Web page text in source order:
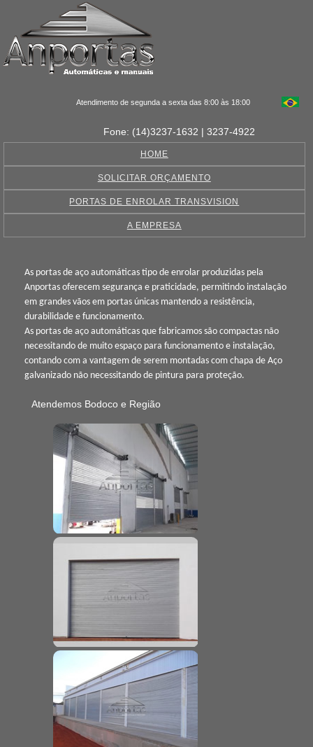
Atendimento de segunda a sexta das 8:00 às 18:00
Fone: (14)3237-1632 | 3237-4922
HOME
SOLICITAR ORÇAMENTO
PORTAS DE ENROLAR TRANSVISION
A EMPRESA
As portas de aço automáticas tipo de enrolar produzidas pela
Anportas oferecem segurança e praticidade, permitindo instalação
em grandes vãos em portas únicas mantendo a resistência,
durabilidade e funcionamento.
As portas de aço automáticas que fabricamos são compactas não
necessitando de muito espaço para funcionamento e instalação,
contando com a vantagem de serem montadas com chapa de Aço
galvanizado não necessitando de pintura para proteção.
Atendemos Bodoco e Região